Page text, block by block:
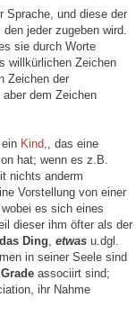
Sprache, und diese der
jeder zugeben wird.
sie durch Worte
willkürlichen Zeichen
Zeichen der
dem Zeichen
Kind,, das eine
hat; wenn es z.B.
nichts anderm
Vorstellung von einer
es sich eines
dieser ihm öfter als der
das Ding, etwas u.dgl.
in seiner Seele sind
associirt sind;
ihr Nahme